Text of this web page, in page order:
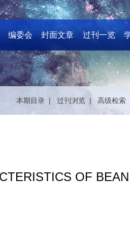
编委会 封面文章 过刊一览
本期目录 | 过刊浏览 | 高级检索
OF